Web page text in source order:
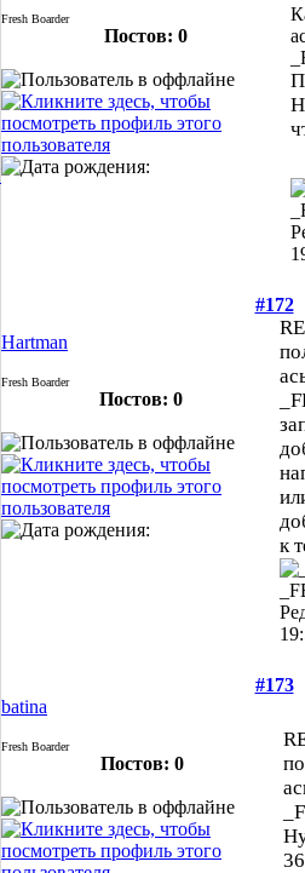
Fresh Boarder
Постов: 0
#172
Hartman
Fresh Boarder
Постов: 0
к
#173
batina
Fresh Boarder
Постов: 0